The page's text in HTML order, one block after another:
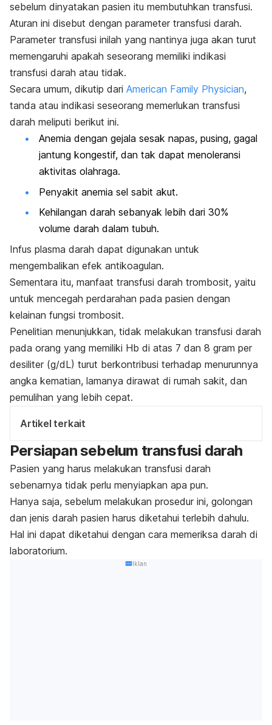
sebelum dinyatakan pasien itu membutuhkan transfusi.
Aturan ini disebut dengan parameter transfusi darah.
Parameter transfusi inilah yang nantinya juga akan turut
memengaruhi apakah seseorang memiliki indikasi
transfusi darah atau tidak.
Secara umum, dikutip dari American Family Physician,
tanda atau indikasi seseorang memerlukan transfusi
darah meliputi berikut ini.
Anemia dengan gejala sesak napas, pusing, gagal
jantung kongestif, dan tak dapat menoleransi
aktivitas olahraga.
Penyakit anemia sel sabit akut.
Kehilangan darah sebanyak lebih dari 30%
volume darah dalam tubuh.
Infus plasma darah dapat digunakan untuk
mengembalikan efek antikoagulan.
Sementara itu, manfaat transfusi darah trombosit, yaitu
untuk mencegah perdarahan pada pasien dengan
kelainan fungsi trombosit.
Penelitian menunjukkan, tidak melakukan transfusi darah
pada orang yang memiliki Hb di atas 7 dan 8 gram per
desiliter (g/dL) turut berkontribusi terhadap menurunnya
angka kematian, lamanya dirawat di rumah sakit, dan
pemulihan yang lebih cepat.
Artikel terkait
Persiapan sebelum transfusi darah
Pasien yang harus melakukan transfusi darah
sebenarnya tidak perlu menyiapkan apa pun.
Hanya saja, sebelum melakukan prosedur ini, golongan
dan jenis darah pasien harus diketahui terlebih dahulu.
Hal ini dapat diketahui dengan cara memeriksa darah di
laboratorium.
Iklan